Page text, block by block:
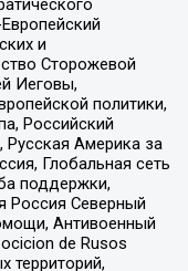
и
Сторожевой
Иеговы,
политики,
Российский
Америка за
Глобальная сеть
поддержки,
Россия Северный
Антивоенный
de Rusos
территорий,